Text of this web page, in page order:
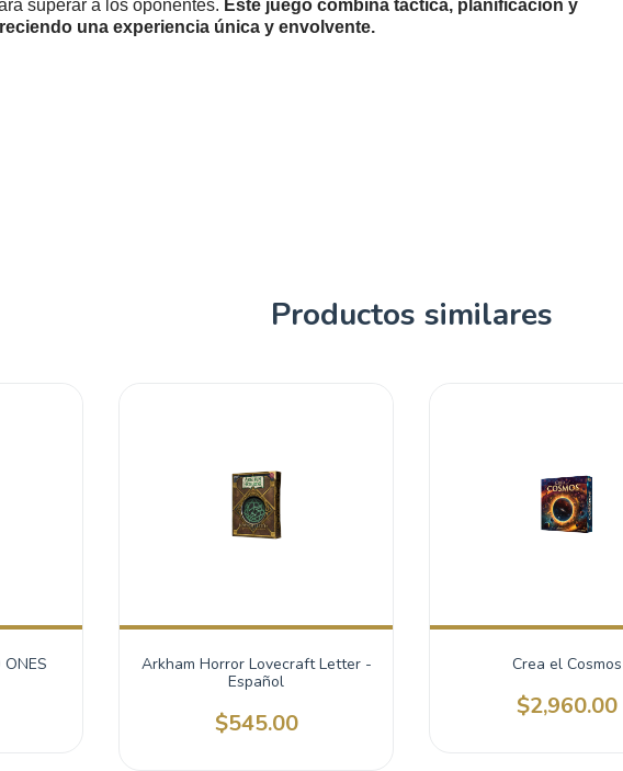
superar a los oponentes. Este juego combina táctica, planificación y
una experiencia única y envolvente.
Productos similares
Arkham Horror Lovecraft Letter -
Español
$545.00
Crea el Cosmos
$2,960.00